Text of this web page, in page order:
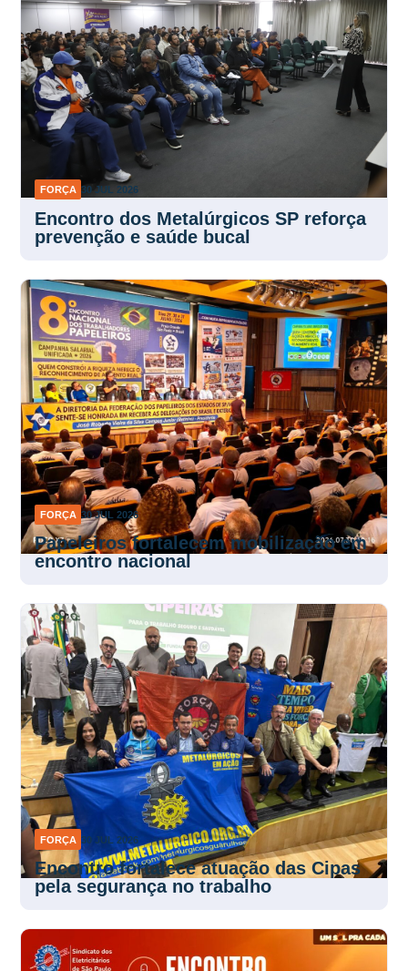
FORÇA 30 JUL 2026
Encontro dos Metalúrgicos SP reforça
prevenção e saúde bucal
FORÇA 30 JUL 2026
Papeleiros fortalecem mobilização em
encontro nacional
FORÇA 30 JUL 2026
Encontro fortalece atuação das Cipas
pela segurança no trabalho